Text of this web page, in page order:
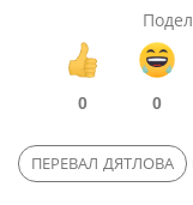
0 0
ПЕРЕВАЛ ДЯТЛОВА